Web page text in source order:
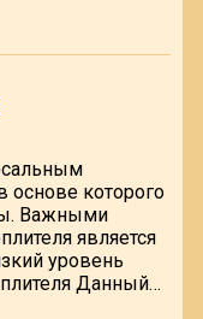
основе которого
Важными
является
уровень
Данный…